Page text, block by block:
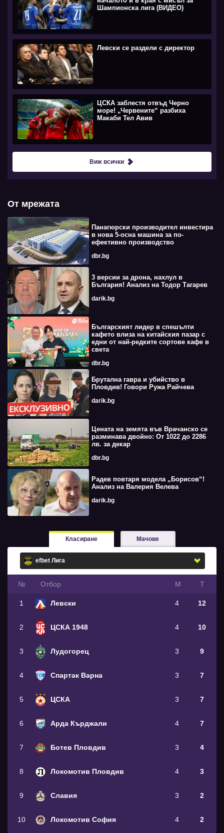
Шампионска лига (ВИДЕО)
Левски се раздели с директор
ЦСКА заблестя отвъд Черно
море! „Червените“ разбиха
Макаби Тел Авив
Виж всички
От мрежата
Панагюрски производител инвестира
в нова 5-осна машина за по-
ефективно производство
dbr.bg
3 версии за дрона, нахлул в
България! Анализ на Тодор Тагарев
darik.bg
Българският лидер в спешълти
кафето влиза на китайския пазар с
едни от най-редките сортове кафе в
света
dbr.bg
Брутална гавра и убийство в
Пловдив! Говори Ружа Райчева
darik.bg
Цената на земята във Врачанско се
разминава двойно: От 1022 до 2286
лв. за декар
dbr.bg
Радев повтаря модела „Борисов“!
Анализ на Валерия Велева
darik.bg
Класиране Мачове
№ Oтбор М Т
1 Левски 4 12
2 ЦСКА 1948 4 10
3 Лудогорец 3 9
4 Спартак Варна 3 7
5 ЦСКА 3 7
6 Арда Кърджали 4 7
7 Ботев Пловдив 3 4
8 Локомотив Пловдив 4 3
9 Славия 3 2
10 Локомотив София 4 2